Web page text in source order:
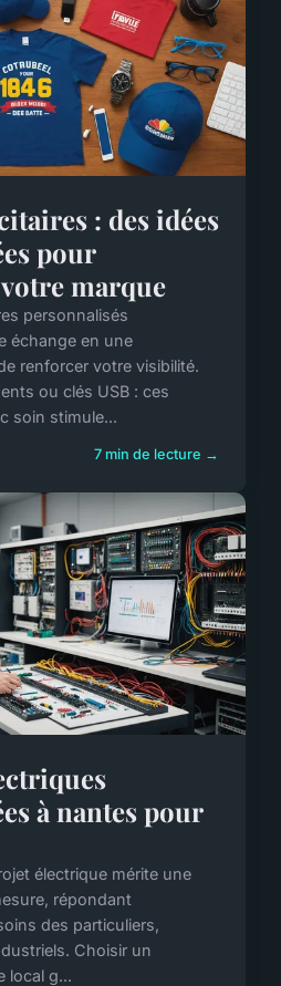
: des idées
pour
marque
personnalisés
échange en une
renforcer votre visibilité.
ou clés USB : ces
soin stimule...
7 min de lecture →
à nantes pour
électrique mérite une
répondant
des particuliers,
Choisir un
local g...